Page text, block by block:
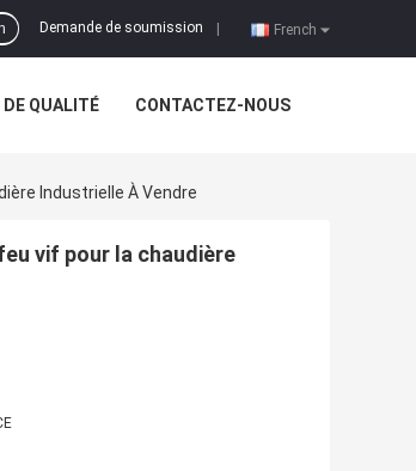
French
Demande de soumission
QUALITÉ CONTACTEZ-NOUS
Industrielle À Vendre
vif pour la chaudière